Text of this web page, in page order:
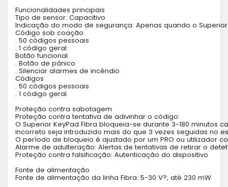
Funcionalidades principais
Tipo de sensor: Capacitivo
Indicação do modo de segurança: Apenas quando o Superior
Código sob coação
. 50 códigos pessoais
. 1 código geral
Botão funcional
. Botão de pânico
. Silenciar alarmes de incêndio
Códigos
. 50 códigos pessoais
. 1 código geral
Proteção contra sabotagem
Proteção contra tentativa de adivinhar o código:
O Superior KeyPad Fibra bloqueia-se durante 3-180 minutos
incorreto seja introduzido mais do que 3 vezes seguidas no
O período de bloqueio é ajustado por um PRO ou utilizador
Alarme de adulteração: Alertas de tentativas de retirar o
Proteção contra falsificação: Autenticação do dispositivo
Fonte de alimentação
Fonte de alimentação da linha Fibra: 5-30 V?, até 230 mW